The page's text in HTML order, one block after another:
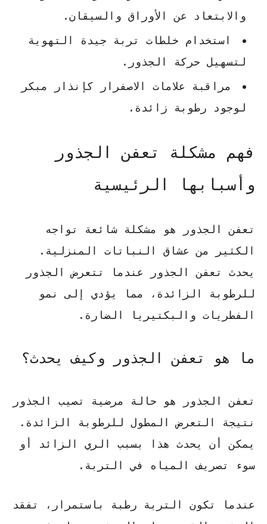
والابتعاد عن الأوراق والسيقان.
استخدام خلطات تربة جيدة التهوية
لتسهيل حركة الجذور.
مراقبة علامات الاصفرار كإنذار مبكر
لوجود رطوبة زائدة.
فهم مشكلة تعفن الجذور
وأسبابها الرئيسية
تعفن الجذور هو مشكلة شائعة تواجه
الكثير من عشاق النباتات المنزلية.
يحدث تعفن الجذور عندما تتعرض الجذور
للرطوبة الزائدة، مما يؤدي إلى نمو
الفطريات والبكتيريا الضارة.
ما هو تعفن الجذور وكيف يحدث؟
تعفن الجذور هو حالة مرضية تصيب الجذور
نتيجة التعرض المطول للرطوبة الزائدة.
يمكن أن يحدث هذا بسبب الري الزائد أو
سوء تصريف المياه في التربة.
عندما تكون التربة رطبة باستمرار، تفقد